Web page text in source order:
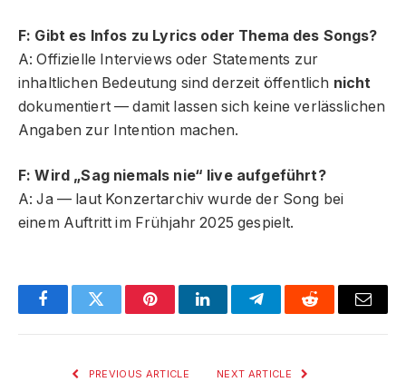
F: Gibt es Infos zu Lyrics oder Thema des Songs?
A: Offizielle Interviews oder Statements zur
inhaltlichen Bedeutung sind derzeit öffentlich nicht
dokumentiert — damit lassen sich keine verlässlichen
Angaben zur Intention machen.
F: Wird „Sag niemals nie“ live aufgeführt?
A: Ja — laut Konzertarchiv wurde der Song bei
einem Auftritt im Frühjahr 2025 gespielt.
FacebookTwitter PinterestLinkedInTelegramReddit Email
PREVIOUS ARTICLE NEXT ARTICLE